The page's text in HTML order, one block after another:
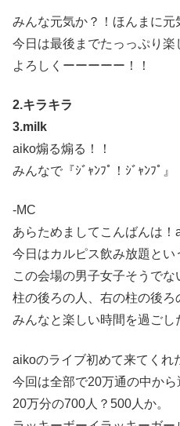
みんな元気か？！ほんまに元
今日は最後までたっっぷり楽
よろしくーーーーー！！
2.キラキラ
3.milk
aiko煽る煽る！！
みんなで『ｼﾞｬﾝﾌﾟ！ｼﾞｬﾝﾌﾟ』
-MC
あらためましてこんばんは！
今日はカルピス飲み放題とい
この会場の男子女子そうでな
柱の後ろの人、右の柱の後ろ
みんなと楽しい時間を過ごし
aikoのライブ初めて来てくれ
今回は全部で20万通の中から
20万分の700人？500人か。